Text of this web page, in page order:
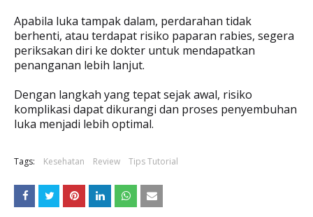
Apabila luka tampak dalam, perdarahan tidak
berhenti, atau terdapat risiko paparan rabies, segera
periksakan diri ke dokter untuk mendapatkan
penanganan lebih lanjut.
Dengan langkah yang tepat sejak awal, risiko
komplikasi dapat dikurangi dan proses penyembuhan
luka menjadi lebih optimal.
Tags: Kesehatan Review Tips Tutorial